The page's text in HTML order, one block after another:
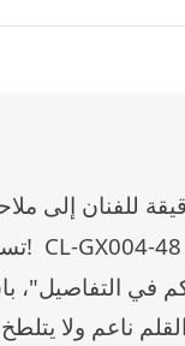
للفنان إلى
تستحق أن يتم تقديمها بشكل مثالي! CL-GX004-48
في التفاصيل"،
القلم ناعم ولا